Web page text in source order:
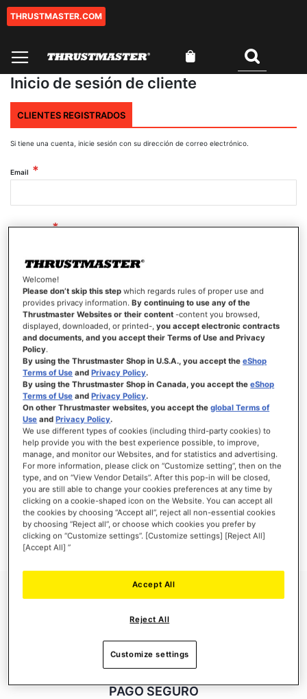
THRUSTMASTER.COM
Inicio de sesión de cliente
CLIENTES REGISTRADOS
Si tiene una cuenta, inicie sesión con su dirección de correo electrónico.
Email
Contraseña
Mostrar contraseña
INICIAR SESIÓN
¿Olvidó su contraseña?
NUEVOS CLIENTES
Crear una cuenta tiene muchos beneficios: Pago más rápido, guardar más de una
dirección, seguimiento de pedidos y mucho más.
CREAR UNA CUENTA
PAGO SEGURO
Welcome!
Please don’t skip this step which regards rules of proper use and
provides privacy information.By continuing to use any of the
Thrustmaster Websites or their content -content you browsed,
displayed, downloaded, or printed-,you accept electronic contracts
and documents, and you accept their Terms of Use and Privacy
Policy.
By using the Thrustmaster Shop in U.S.A., you accept theeShop
Terms of Use andPrivacy Policy.
By using the Thrustmaster Shop in Canada, you accept theeShop
Terms of Use andPrivacy Policy.
On other Thrustmaster websites, you accept theglobal Terms of
Use andPrivacy Policy.
We use different types of cookies (including third-party cookies) to
help provide you with the best experience possible, to improve,
manage, and monitor our Websites, and for statistics and advertising.
For more information, please click on “Customize setting”, then on the
type, and on “View Vendor Details”. After this pop-in will be closed,
you are still able to change your cookies preferences at any time by
clicking on a cookie-shaped icon on the Website. You can accept all
the cookies by choosing “Accept all”, reject all non-essential cookies
by choosing “Reject all”, or choose which cookies you prefer by
clicking on “Customize settings”. [Customize settings] [Reject All]
[Accept All] ”
Reject All
Accept All
Customize settings